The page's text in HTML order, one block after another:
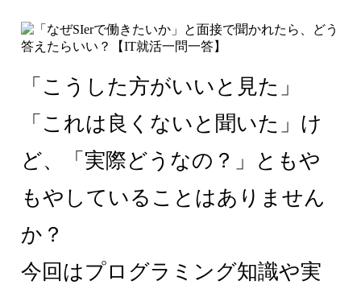
「こうした方がいいと見た」
「これは良くないと聞いた」け
ど、「実際どうなの？」ともや
もやしていることはありません
か？
今回はプログラミング知識や実